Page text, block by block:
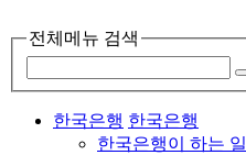
전체메뉴 검색
한국은행 한국은행
한국은행이 하는 일